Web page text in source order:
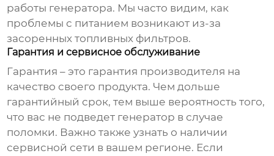
работы генератора. Мы часто видим, как
проблемы с питанием возникают из-за
засоренных топливных фильтров.
Гарантия и сервисное обслуживание
Гарантия – это гарантия производителя на
качество своего продукта. Чем дольше
гарантийный срок, тем выше вероятность того,
что вас не подведет генератор в случае
поломки. Важно также узнать о наличии
сервисной сети в вашем регионе. Если